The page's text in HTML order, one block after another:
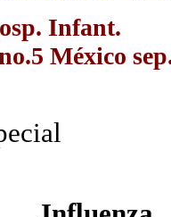
Infant.
México